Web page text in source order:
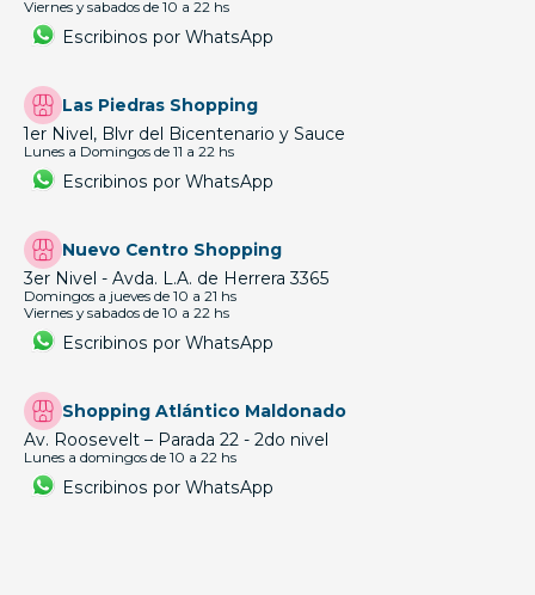
Viernes y sabados de 10 a 22 hs
Escribinos por WhatsApp
Las Piedras Shopping
1er Nivel, Blvr del Bicentenario y Sauce
Lunes a Domingos de 11 a 22 hs
Escribinos por WhatsApp
Nuevo Centro Shopping
3er Nivel - Avda. L.A. de Herrera 3365
Domingos a jueves de 10 a 21 hs
Viernes y sabados de 10 a 22 hs
Escribinos por WhatsApp
Shopping Atlántico Maldonado
Av. Roosevelt – Parada 22 - 2do nivel
Lunes a domingos de 10 a 22 hs
Escribinos por WhatsApp